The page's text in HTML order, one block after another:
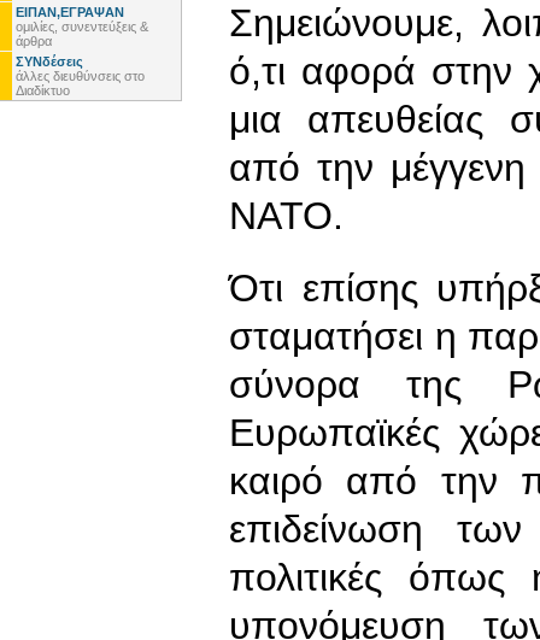
ΕΙΠΑΝ,ΕΓΡΑΨΑΝ
ομιλίες, συνεντεύξεις &
άρθρα
ΣΥΝδέσεις
άλλες διευθύνσεις στο
Διαδίκτυο
Σημειώνουμε,
ό,τι αφορά στην
μια απευθείας
από την
ΝΑΤΟ.
Ότι επίσης
σταματήσει η
σύνορα της
Ευρωπαϊκές
καιρό από την
επιδείνωση
πολιτικές
υπονόμευση